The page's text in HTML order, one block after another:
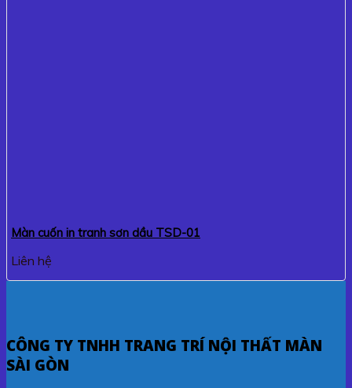
Màn cuốn in tranh sơn dầu TSD-01
Liên hệ
CÔNG TY TNHH TRANG TRÍ NỘI THẤT MÀN
SÀI GÒN